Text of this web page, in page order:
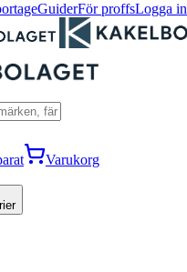
GuiderFör proffsLogga in
Varukorg